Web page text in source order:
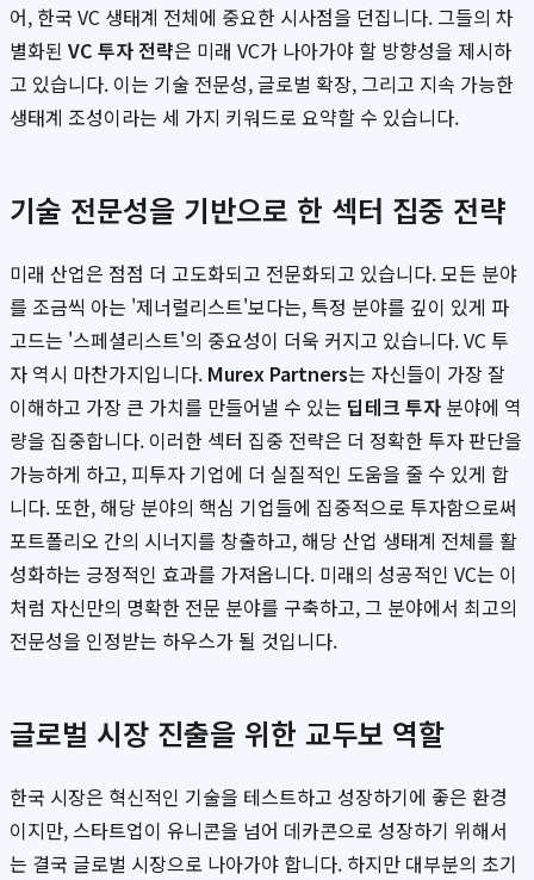
어, 한국 VC 생태계 전체에 중요한 시사점을 던집니다. 그들의 차
별화된 VC 투자 전략은 미래 VC가 나아가야 할 방향성을 제시하
고 있습니다. 이는 기술 전문성, 글로벌 확장, 그리고 지속 가능한
생태계 조성이라는 세 가지 키워드로 요약할 수 있습니다.
기술 전문성을 기반으로 한 섹터 집중 전략
미래 산업은 점점 더 고도화되고 전문화되고 있습니다. 모든 분야
를 조금씩 아는 '제너럴리스트'보다는, 특정 분야를 깊이 있게 파
고드는 '스페셜리스트'의 중요성이 더욱 커지고 있습니다. VC 투
자 역시 마찬가지입니다. Murex Partners는 자신들이 가장 잘
이해하고 가장 큰 가치를 만들어낼 수 있는 딥테크 투자 분야에 역
량을 집중합니다. 이러한 섹터 집중 전략은 더 정확한 투자 판단을
가능하게 하고, 피투자 기업에 더 실질적인 도움을 줄 수 있게 합
니다. 또한, 해당 분야의 핵심 기업들에 집중적으로 투자함으로써
포트폴리오 간의 시너지를 창출하고, 해당 산업 생태계 전체를 활
성화하는 긍정적인 효과를 가져옵니다. 미래의 성공적인 VC는 이
처럼 자신만의 명확한 전문 분야를 구축하고, 그 분야에서 최고의
전문성을 인정받는 하우스가 될 것입니다.
글로벌 시장 진출을 위한 교두보 역할
한국 시장은 혁신적인 기술을 테스트하고 성장하기에 좋은 환경
이지만, 스타트업이 유니콘을 넘어 데카콘으로 성장하기 위해서
는 결국 글로벌 시장으로 나아가야 합니다. 하지만 대부분의 초기